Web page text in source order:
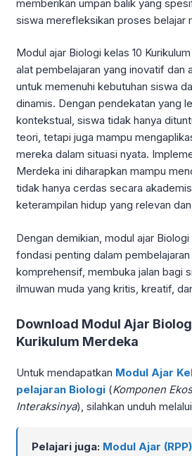
memberikan umpan balik yang
siswa merefleksikan proses belajar
Modul ajar Biologi kelas 10
alat pembelajaran yang inovatif dan
untuk memenuhi kebutuhan siswa
dinamis. Dengan pendekatan yang
kontekstual, siswa tidak hanya
teori, tetapi juga mampu
mereka dalam situasi nyata.
Merdeka ini diharapkan mampu
tidak hanya cerdas secara
keterampilan hidup yang relevan
Dengan demikian, modul ajar Biologi
fondasi penting dalam pembelajaran
komprehensif, membuka jalan bagi
ilmuwan muda yang kritis, kreatif,
Download Modul Ajar
Kurikulum Merdeka
Untuk mendapatkan Modul Ajar
pelajaran Biologi (Komponen
Interaksinya), silahkan unduh
Pelajari juga: Modul Ajar